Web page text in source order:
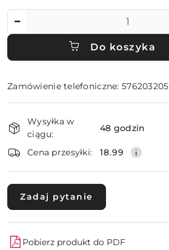
Do koszyka
Zamówienie telefoniczne: 576203205
i
dostawa
Wysyłka w
ciągu:
48 godzin
Cena przesyłki: 18.99
Zadaj pytanie
Pobierz produkt do PDF